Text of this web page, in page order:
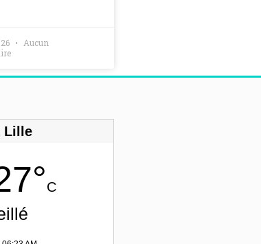
Aucun
Lille
C